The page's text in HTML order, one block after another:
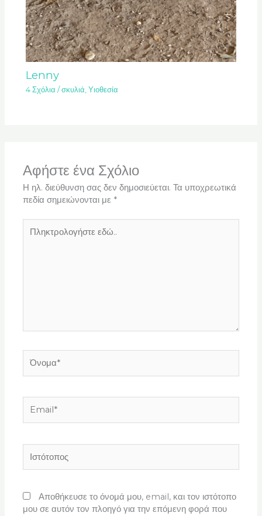
Lenny
4 Σχόλια /σκυλιά ,Υιοθεσία
Αφήστε ένα Σχόλιο
Η ηλ. διεύθυνση σας δεν δημοσιεύεται. Τα υποχρεωτικά
πεδία σημειώνονται με *
εδώ..
Αποθήκευσε το όνομά μου, email, και τον ιστότοπο
μου σε αυτόν τον πλοηγό για την επόμενη φορά που